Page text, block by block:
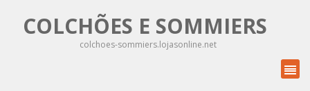
COLCHÕES E SOMMIERS
colchoes-sommiers.lojasonline.net